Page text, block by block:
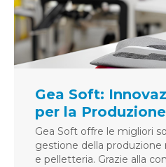
Gea Soft:
per la
Gea Soft offre le migliori
gestione della
e pelletteria. Grazie alla